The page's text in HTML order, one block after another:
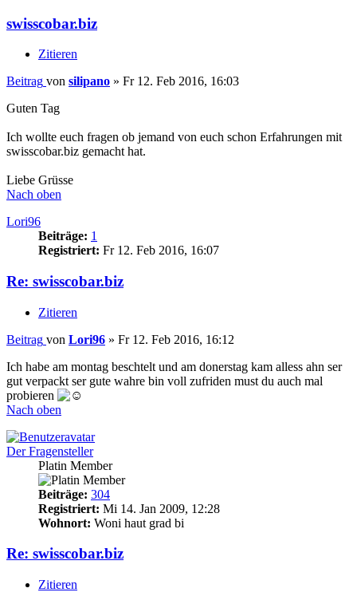
swisscobar.biz
Zitieren
Beitrag von silipano » Fr 12. Feb 2016, 16:03
Guten Tag
Ich wollte euch fragen ob jemand von euch schon Erfahrungen mit
swisscobar.biz gemacht hat.
Liebe Grüsse
Nach oben
Lori96
Beiträge: 1
Registriert: Fr 12. Feb 2016, 16:07
Re: swisscobar.biz
Zitieren
Beitrag von Lori96 » Fr 12. Feb 2016, 16:12
Ich habe am montag beschtelt und am donerstag kam alless ahn ser
gut verpackt ser gute wahre bin voll zufriden must du auch mal
probieren
Nach oben
Der Fragensteller
Platin Member
Beiträge: 304
Registriert: Mi 14. Jan 2009, 12:28
Wohnort: Woni haut grad bi
Re: swisscobar.biz
Zitieren